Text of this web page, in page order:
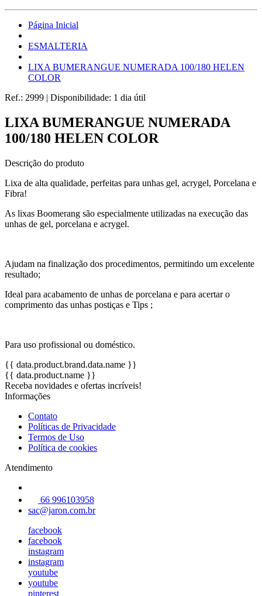
Página Inicial
ESMALTERIA
LIXA BUMERANGUE NUMERADA 100/180 HELEN
COLOR
Ref.: 2999 | Disponibilidade: 1 dia útil
LIXA BUMERANGUE NUMERADA
100/180 HELEN COLOR
Descrição do produto
Lixa de alta qualidade, perfeitas para unhas gel, acrygel, Porcelana e
Fibra!
As lixas Boomerang são especialmente utilizadas na execução das
unhas de gel, porcelana e acrygel.
Ajudam na finalização dos procedimentos, permitindo um excelente
resultado;
Ideal para acabamento de unhas de porcelana e para acertar o
comprimento das unhas postiças e Tips ;
Para uso profissional ou doméstico.
{{ data.product.brand.data.name }}
{{ data.product.name }}
Receba novidades e ofertas incríveis!
Informações
Contato
Políticas de Privacidade
Termos de Uso
Política de cookies
Atendimento
66 996103958
sac@jaron.com.br
facebook
facebook
instagram
instagram
youtube
youtube
pinterest